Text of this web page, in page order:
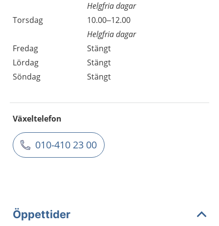
Helgfria dagar
Torsdag
10.00–12.00
Helgfria dagar
Fredag
Stängt
Lördag
Stängt
Söndag
Stängt
Växeltelefon
010-410 23 00
Öppettider